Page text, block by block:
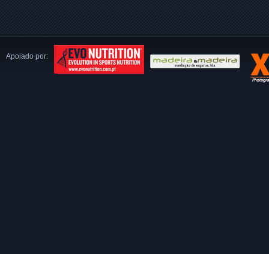
Apoiado por: